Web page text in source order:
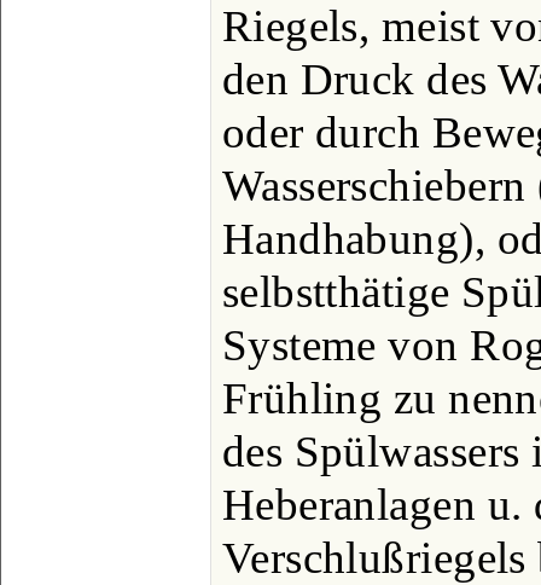
Riegels, meist
den Druck des
oder durch
Handhabung),
selbstthätige
Systeme von
Frühling zu
des
Heberanlagen